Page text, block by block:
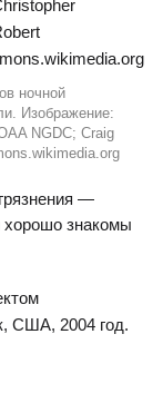
ночной
Изображение:
NGDC; Craig
—
хорошо знакомы